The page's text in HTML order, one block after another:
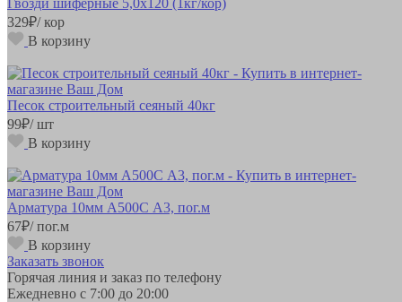
329₽/ кор
В корзину
Песок строительный сеяный 40кг
99₽/ шт
В корзину
Арматура 10мм А500С А3, пог.м
67₽/ пог.м
В корзину
Заказать звонок
Горячая линия и заказ по телефону
Ежедневно с 7:00 до 20:00